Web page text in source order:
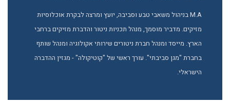
M.A בניהול משאבי טבע וסביבה, יועץ ומרצה לבקרת אוכלוסיות
מזיקים. מדביר מוסמך, מנהל תכניות ניטור והדברת מזיקים ברחבי
הארץ. מייסד ומנהל חברת ניטורים שירותי אקולוגיה ומנהל שותף
בחברת "מגן סביבתי". עורך ראשי של "קוטיקולה" - מגזין ההדברה
הישראלי.